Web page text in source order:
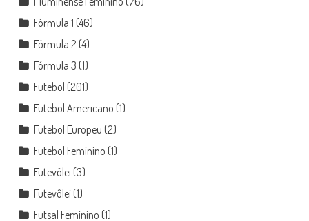
Fórmula 1 (46)
Fórmula 2 (4)
Fórmula 3 (1)
Futebol (201)
Futebol Americano (1)
Futebol Europeu (2)
Futebol Feminino (1)
Futevôlei (3)
Futevôlei (1)
Futsal Feminino (1)